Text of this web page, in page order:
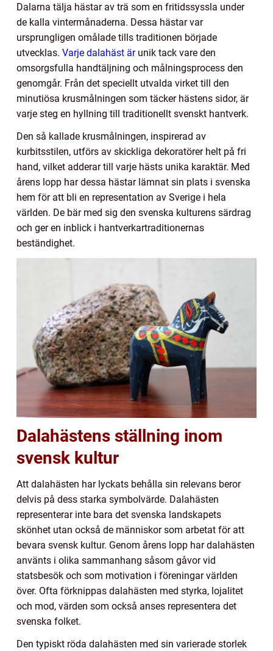
Dalarna tälja hästar av trä som en fritidssyssla under
de kalla vintermånaderna. Dessa hästar var
ursprungligen omålade tills traditionen började
utvecklas. Varje dalahäst ärunik tack vare den
omsorgsfulla handtäljning och målningsprocess den
genomgår. Från det speciellt utvalda virket till den
minutiösa krusmålningen som täcker hästens sidor, är
varje steg en hyllning till traditionellt svenskt hantverk.
Den så kallade krusmålningen, inspirerad av
kurbitsstilen, utförs av skickliga dekoratörer helt på fri
hand, vilket adderar till varje hästs unika karaktär. Med
årens lopp har dessa hästar lämnat sin plats i svenska
hem för att bli en representation av Sverige i hela
världen. De bär med sig den svenska kulturens särdrag
och ger en inblick i hantverkartraditionernas
beständighet.
Dalahästens ställning inom
svensk kultur
Att dalahästen har lyckats behålla sin relevans beror
delvis på dess starka symbolvärde. Dalahästen
representerar inte bara det svenska landskapets
skönhet utan också de människor som arbetat för att
bevara svensk kultur. Genom årens lopp har dalahästen
använts i olika sammanhang såsom gåvor vid
statsbesök och som motivation i föreningar världen
över. Ofta förknippas dalahästen med styrka, lojalitet
och mod, värden som också anses representera det
svenska folket.
Den typiskt röda dalahästen med sin varierade storlek